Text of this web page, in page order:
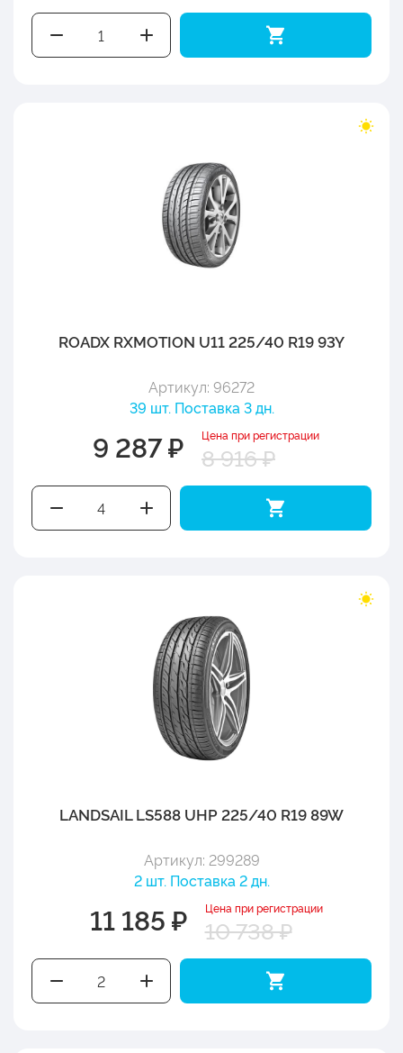
ROADX RXMOTION U11 225/40 R19 93Y
Артикул: 96272
39 шт. Поставка 3 дн.
9 287 ₽ Цена при регистрации
8 916 ₽
LANDSAIL LS588 UHP 225/40 R19 89W
Артикул: 299289
2 шт. Поставка 2 дн.
11 185 ₽ Цена при регистрации
10 738 ₽